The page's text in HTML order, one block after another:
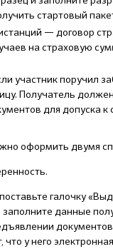
стартовый
— договор
на страховую
участник поручил
Получатель
для допуска к
оформить двумя
поставьте галочку
данные
документов
что у него